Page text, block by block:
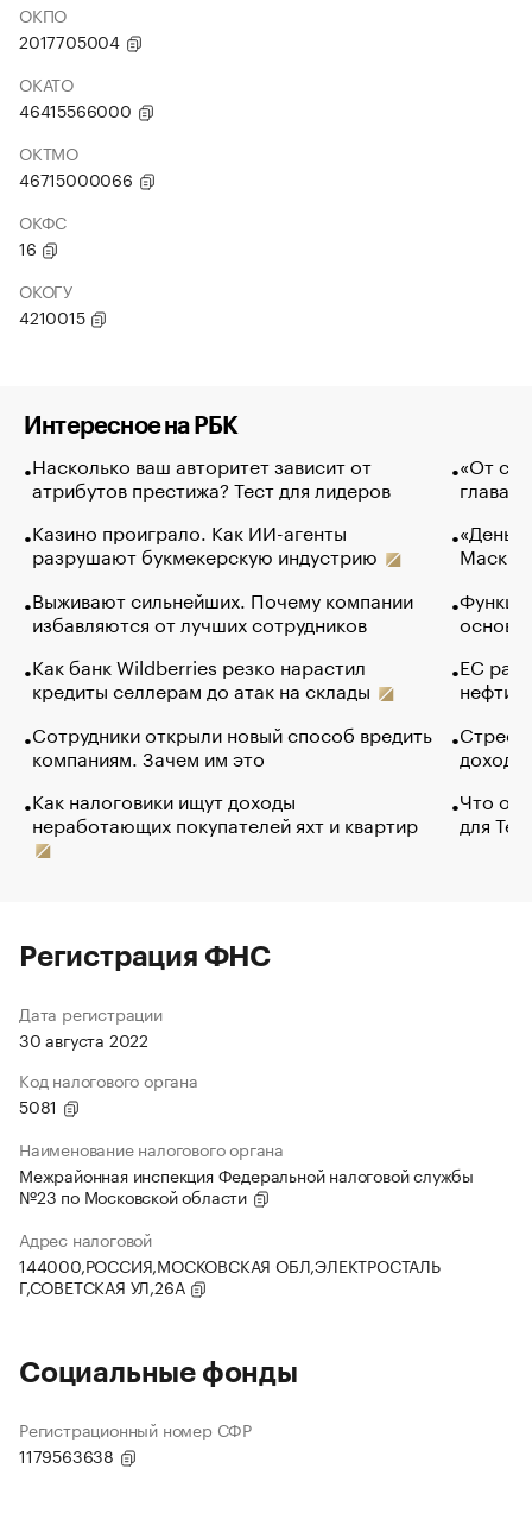
ОКПО
2017705004
ОКАТО
46415566000
ОКТМО
46715000066
ОКФС
16
ОКОГУ
4210015
Интересное на РБК
Насколько ваш авторитет зависит от
атрибутов престижа? Тест для лидеров
Казино проиграло. Как ИИ-агенты
разрушают букмекерскую индустрию
Выживают сильнейших. Почему компании
избавляются от лучших сотрудников
Как банк Wildberries резко нарастил
кредиты селлерам до атак на склады
Сотрудники открыли новый способ вредить
компаниям. Зачем им это
Как налоговики ищут доходы
неработающих покупателей яхт и квартир
«От
глава
Маск в
основ
ЕС
нефти
Что
для
Регистрация ФНС
Дата регистрации
30 августа 2022
Код налогового органа
5081
Наименование налогового органа
Межрайонная инспекция Федеральной налоговой службы
№23 по Московской области
Адрес налоговой
144000,РОССИЯ,МОСКОВСКАЯ ОБЛ,ЭЛЕКТРОСТАЛЬ
Г,СОВЕТСКАЯ УЛ,26А
Социальные фонды
Регистрационный номер СФР
1179563638